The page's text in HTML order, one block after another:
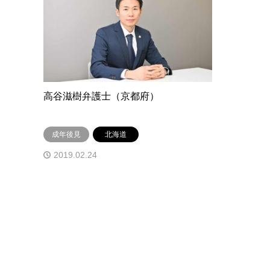
高谷滋樹弁護士（京都府）
成年後見 北海道
2019.02.24